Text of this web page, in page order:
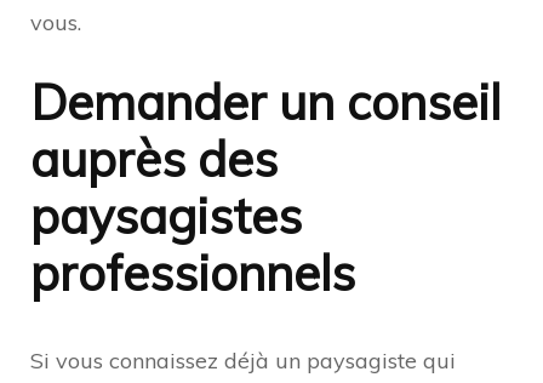
vous.
Demander un conseil
auprès des
paysagistes
professionnels
Si vous connaissez déjà un paysagiste qui